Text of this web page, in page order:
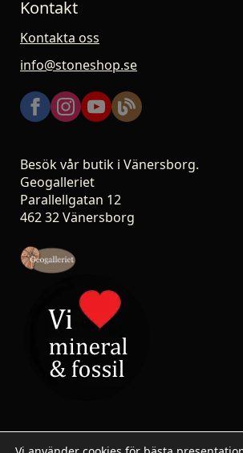
Kontakt
Kontakta oss
info@stoneshop.se
Besök vår butik i Vänersborg.
Geogalleriet
Parallellgatan 12
462 32 Vänersborg